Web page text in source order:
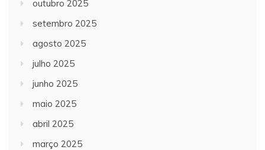
outubro 2025
setembro 2025
agosto 2025
julho 2025
junho 2025
maio 2025
abril 2025
março 2025